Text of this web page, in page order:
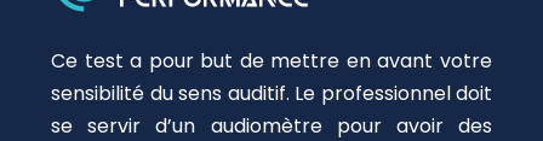
Ce test a pour but de mettre en avant votre
sensibilité du sens auditif. Le professionnel doit
se servir d’un audiomètre pour avoir des